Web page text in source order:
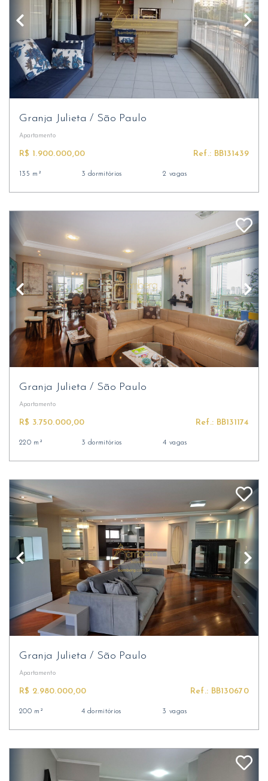
Granja Julieta/ São Paulo
Apartamento
R$ 1.900.000,00 Ref.: BB131439
135 m² 3 dormitórios 2 vagas
Granja Julieta/ São Paulo
Apartamento
R$ 3.750.000,00 Ref.: BB131174
220 m² 3 dormitórios 4 vagas
Granja Julieta/ São Paulo
Apartamento
R$ 2.980.000,00 Ref.: BB130670
200 m² 4 dormitórios 3 vagas